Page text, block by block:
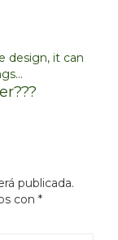
design, it can
publicada.
con *